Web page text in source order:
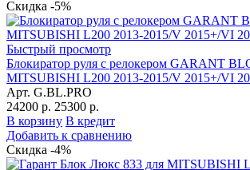
Скидка -5%
Быстрый просмотр
Блокиратор руля с релокером GARANT
MITSUBISHI L200 2013-2015/V 2015+/VI
Арт. G.BL.PRO
24200 р. 25300 р.
В корзину В кредит
Добавить к сравнению
Скидка -4%